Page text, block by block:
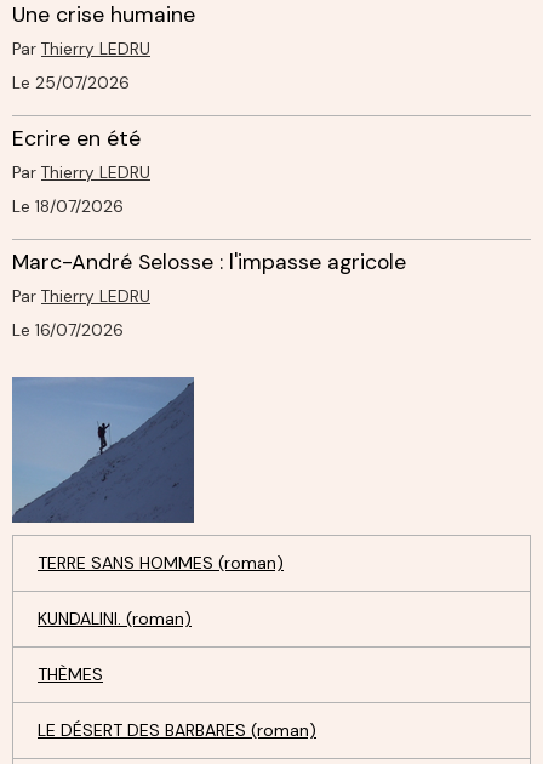
Une crise humaine
Par Thierry LEDRU
Le 25/07/2026
Ecrire en été
Par Thierry LEDRU
Le 18/07/2026
Marc-André Selosse : l'impasse agricole
Par Thierry LEDRU
Le 16/07/2026
TERRE SANS HOMMES (roman)
KUNDALINI. (roman)
THÈMES
LE DÉSERT DES BARBARES (roman)